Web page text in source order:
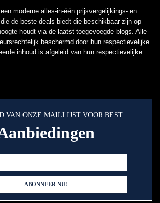
moderne alles-in-één prijsvergelijkings- en
de beste deals biedt die beschikbaar zijn op
houdt via de laatst toegevoegde blogs. Alle
beschermd door hun respectievelijke
inhoud is afgeleid van hun respectievelijke
VAN ONZE MAILLIJST VOOR BEST